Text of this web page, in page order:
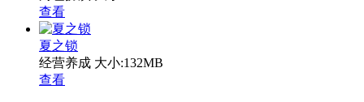
查看
夏之锁
经营养成 大小:132MB
查看